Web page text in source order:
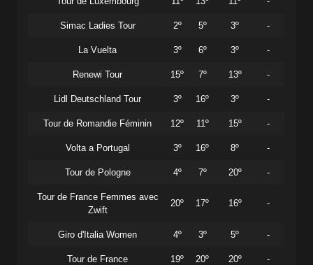
Simac Ladies Tour 2º 5º 3º -
La Vuelta 3º 6º 3º -
Renewi Tour 15º 7º 13º -
Lidl Deutschland Tour 3º 16º 3º -
Tour de Romandie Féminin 12º 11º 15º -
Volta a Portugal 3º 16º 8º -
Tour de Pologne 4º 7º 20º -
Tour de France Femmes avec
Zwift
20º 17º 16º -
Giro d'Italia Women 4º 3º 5º -
Tour de France 19º 20º 20º -